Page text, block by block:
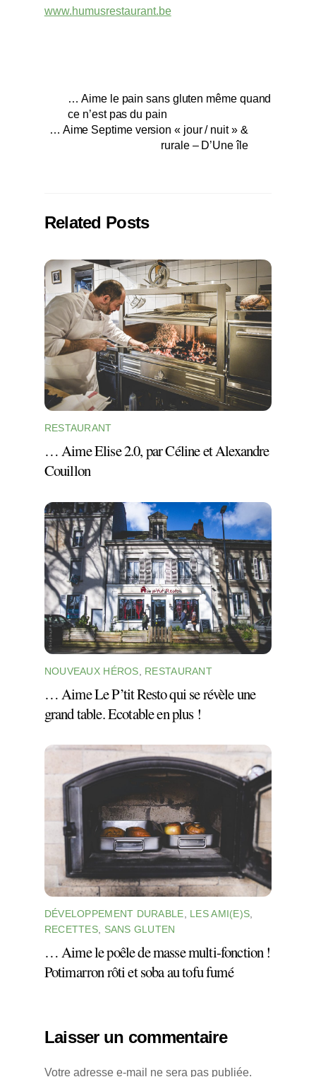
www.humusrestaurant.be
… Aime le pain sans gluten même quand
ce n’est pas du pain
… Aime Septime version « jour / nuit » &
rurale – D’Une île
Related Posts
RESTAURANT
… Aime Elise 2.0, par Céline et Alexandre
Couillon
NOUVEAUX HÉROS RESTAURANT
… Aime Le P’tit Resto qui se révèle une
grand table. Ecotable en plus !
DÉVELOPPEMENT DURABLE LES AMI(E)S
RECETTES, SANS GLUTEN
… Aime le poêle de masse multi-fonction !
Potimarron rôti et soba au tofu fumé
Laisser un commentaire
Votre adresse e-mail ne sera pas publiée.